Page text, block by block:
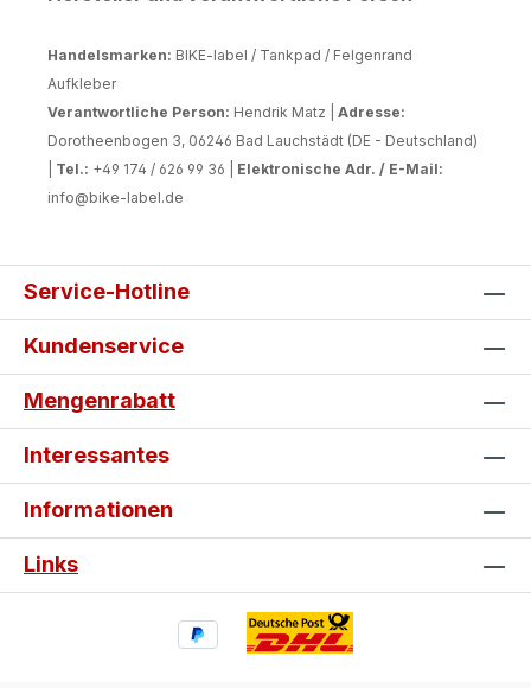
Handelsmarken: BIKE-label / Tankpad / Felgenrand
Aufkleber
Verantwortliche Person: Hendrik Matz | Adresse:
Dorotheenbogen 3, 06246 Bad Lauchstädt (DE - Deutschland)
Tel.: +49 174 / 626 99 36 | Elektronische Adr. / E-Mail:
info@bike-label.de
Service-Hotline
Kundenservice
Mengenrabatt
Interessantes
Informationen
Links